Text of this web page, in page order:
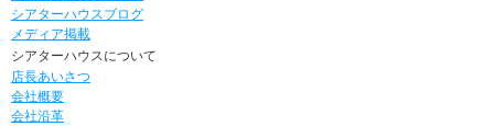
シアターハウスブログ
メディア掲載
シアターハウスについて
店長あいさつ
会社概要
会社沿革